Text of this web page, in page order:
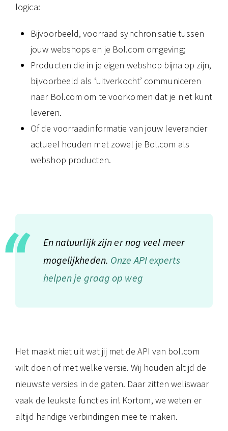
logica:
Bijvoorbeeld, voorraad synchronisatie tussen
jouw webshops en je Bol.com omgeving;
Producten die in je eigen webshop bijna op zijn,
bijvoorbeeld als ‘uitverkocht’ communiceren
naar Bol.com om te voorkomen dat je niet kunt
leveren.
Of de voorraadinformatie van jouw leverancier
actueel houden met zowel je Bol.com als
webshop producten.
En natuurlijk zijn er nog veel meer
mogelijkheden. Onze API experts
helpen je graag op weg
Het maakt niet uit wat jij met de API van bol.com
wilt doen of met welke versie. Wij houden altijd de
nieuwste versies in de gaten. Daar zitten weliswaar
vaak de leukste functies in! Kortom, we weten er
altijd handige verbindingen mee te maken.